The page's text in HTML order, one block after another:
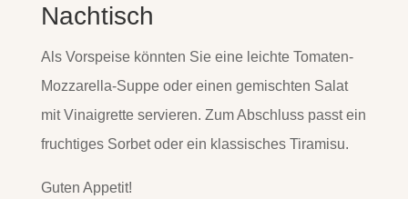
Nachtisch
Als Vorspeise könnten Sie eine leichte Tomaten-
Mozzarella-Suppe oder einen gemischten Salat
mit Vinaigrette servieren. Zum Abschluss passt ein
fruchtiges Sorbet oder ein klassisches Tiramisu.
Guten Appetit!